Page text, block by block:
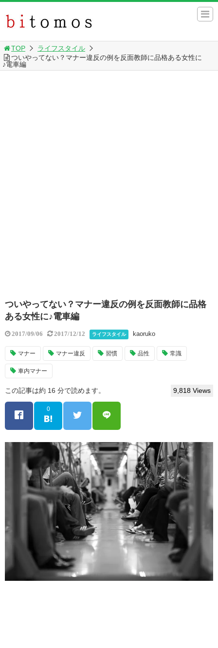
TOP
ライフスタイル
ついやってない？マナー違反の例を反面教師に品格ある女性に
♪電車編
ついやってない？マナー違反の例を反面教師に品格
ある女性に♪電車編
2017/09/06 2017/12/12 ライフスタイル kaoruko
マナー マナー違反 習慣 品性 常識
車内マナー
この記事は約 16 分で読めます。 9,818 Views
0